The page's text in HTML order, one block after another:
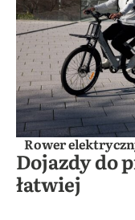
Rower
Dojazdy do
łatwiej